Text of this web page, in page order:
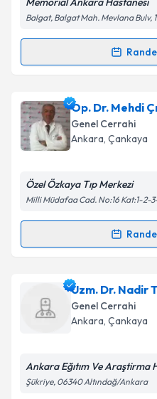
Kişisel verilerimin
Metni'ni okudum ve
kapsamda
Balgat, Balgat Mah. Mevlana Bulv,
Randevu Takvimi
Prof. Dr. Namık
oluşturun. Size bu
takvim hazırlandığında
Kişisel verilerimin
Metni'ni okudum
Takvim
Op. Dr. Mehdi
Genel Cerrahi
Ankara, Çankaya
Özel Özkaya Tıp Merkezi
Milli Müdafaa Cad. No:16 Kat:1-2-
Randevu Takvimi
Op. Dr. Mehdi Çınar
oluşturun. Size bu
takvim hazırlandığında
Uzm. Dr. Nadir
Genel Cerrahi
Ankara, Çankaya
Ankara Eğıtım Ve Araştirma
Şükriye, 06340 Altındağ/Ankara